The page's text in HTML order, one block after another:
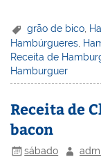
er
e
st
k
e
dI
n
grão de bico
Hambúrgueres,
Receita de
Hamburguer
Receita de
bacon
sábado